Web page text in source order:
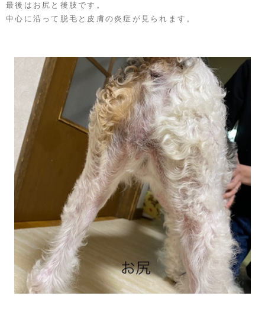
最後はお尻と後肢です。
中心に沿って脱毛と皮膚の炎症が見られます。